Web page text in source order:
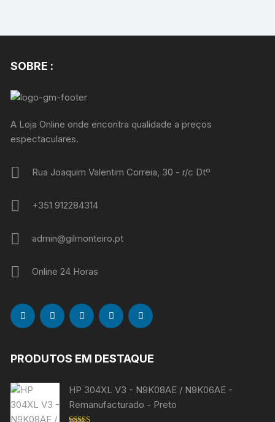
SOBRE :
A Loja Online onde encontra qualidade a preços
espectaculares.
Rua Joaquim Valentim Correia, 30 - r/c Dtº
+351 912284314
admin@gilmonteiro.pt
Online 24 Horas
PRODUTOS EM DESTAQUE
HP 304XL V3 - N9K08AE / N9K06AE -
Remanufacturado - Preto